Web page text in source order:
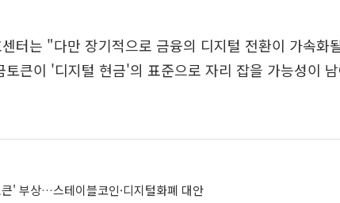
터는 "다만 장기적으로 금융의 디지털 전환이 가속화
토큰이 '디지털 현금'의 표준으로 자리 잡을 가능성이
' 부상…스테이블코인·디지털화폐 대안